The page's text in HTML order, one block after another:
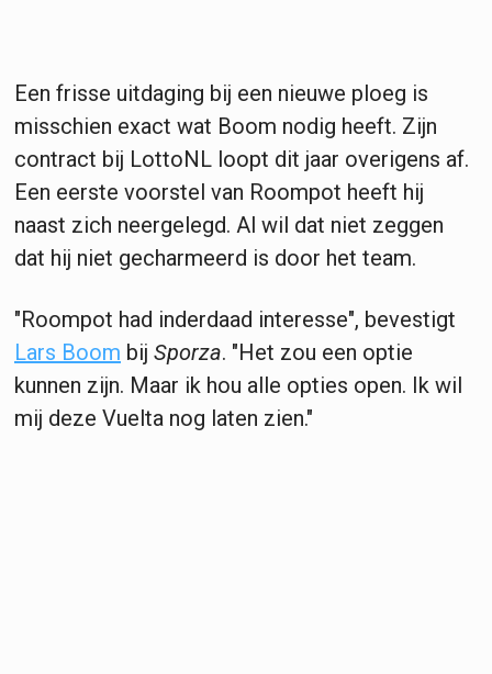
Een frisse uitdaging bij een nieuwe ploeg is
misschien exact wat Boom nodig heeft. Zijn
contract bij LottoNL loopt dit jaar overigens af.
Een eerste voorstel van Roompot heeft hij
naast zich neergelegd. Al wil dat niet zeggen
dat hij niet gecharmeerd is door het team.
"Roompot had inderdaad interesse", bevestigt
Lars Boom bij Sporza. "Het zou een optie
kunnen zijn. Maar ik hou alle opties open. Ik wil
mij deze Vuelta nog laten zien."